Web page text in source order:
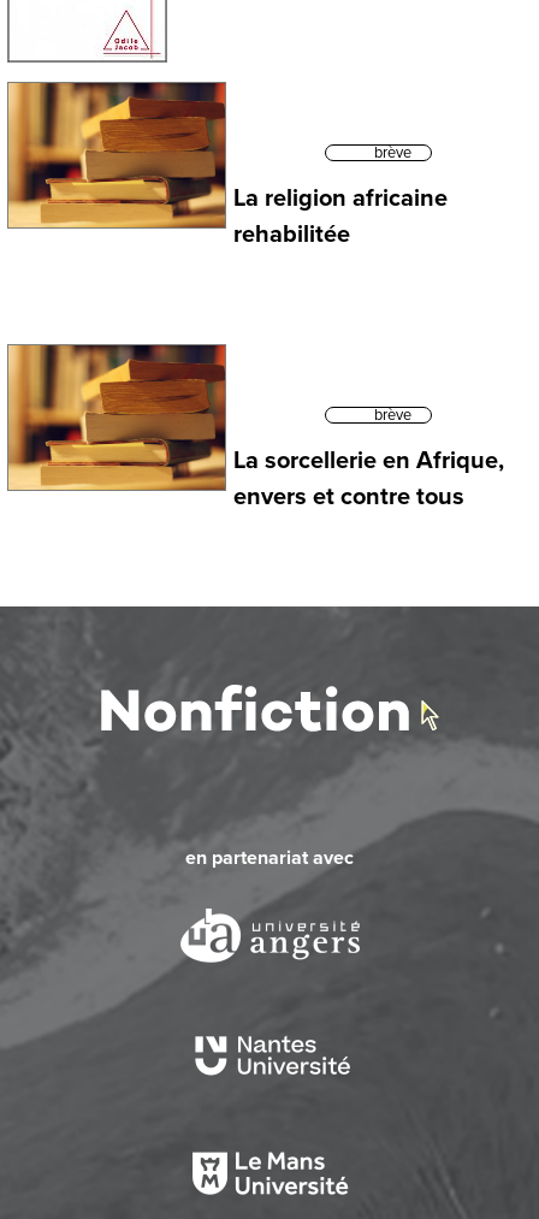
brève
La religion africaine
rehabilitée
brève
La sorcellerie en Afrique,
envers et contre tous
en partenariat avec